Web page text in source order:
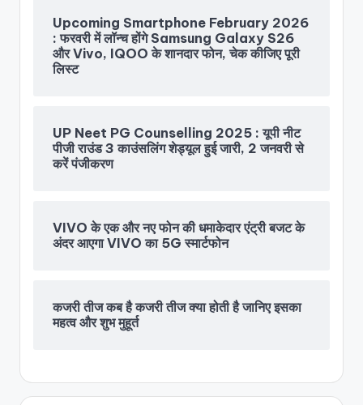
Upcoming Smartphone February 2026
: फरवरी में लॉन्च होंगे Samsung Galaxy S26
और Vivo, IQOO के शानदार फोन, चेक कीजिए पूरी
लिस्ट
UP Neet PG Counselling 2025 : यूपी नीट
पीजी राउंड 3 काउंसलिंग शेड्यूल हुई जारी, 2 जनवरी से
करें पंजीकरण
VIVO के एक और नए फोन की धमाकेदार एंट्री बजट के
अंदर आएगा VIVO का 5G स्मार्टफोन
कजरी तीज कब है कजरी तीज क्या होती है जानिए इसका
महत्व और शुभ मुहूर्त